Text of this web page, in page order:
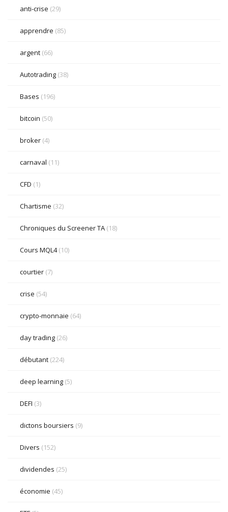
anti-crise (29)
apprendre (85)
argent (66)
Autotrading (38)
Bases (196)
bitcoin (50)
broker (4)
carnaval (11)
CFD (1)
Chartisme (32)
Chroniques du Screener TA (18)
Cours MQL4(10)
courtier (7)
crise (54)
crypto-monnaie (64)
day trading (26)
débutant (224)
deep learning (5)
DEFI (3)
dictons boursiers (9)
Divers (152)
dividendes (25)
économie (45)